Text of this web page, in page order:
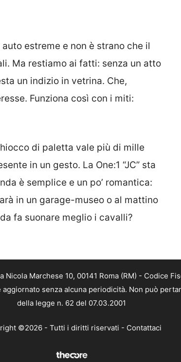
estreme e non è strano che il
Ma restiamo ai fatti: senza un atto
un indizio in vetrina. Che,
Funziona così con i miti:
di paletta vale più di mille
in un gesto. La One:1 “JC” sta
è semplice e un po’ romantica:
in un garage-museo o al mattino
fa suonare meglio i cavalli?
Marchese 10, 00141 Roma (RM) - Codice
senza alcuna periodicità. Non può
della legge n. 62 del 07.03.2001
©2026 - Tutti i diritti riservati - Contattaci